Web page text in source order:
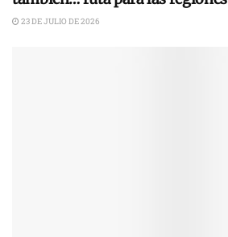
23 DE JULIO DE 2026